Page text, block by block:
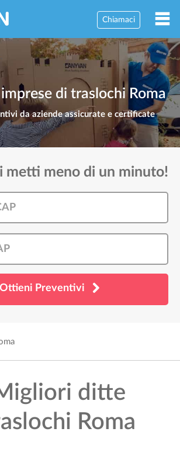
Chiamaci
di traslochi Roma
da aziende assicurate e certificate
metti meno di un minuto!
Ottieni Preventivi
ditte
Roma